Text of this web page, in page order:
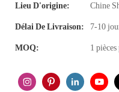
Lieu D'origine:
Chine
Délai De Livraison: 7-10
MOQ: 1